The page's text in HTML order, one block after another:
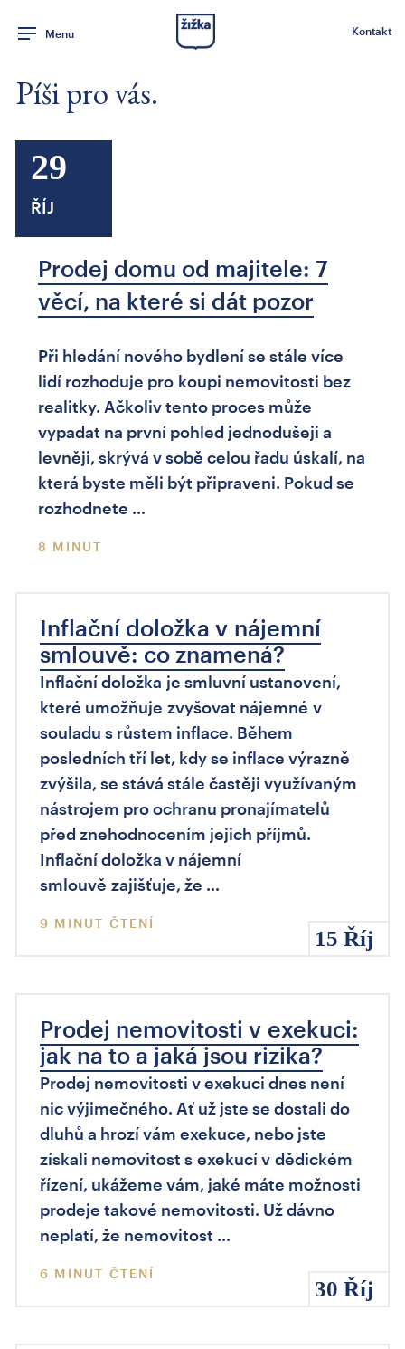
Menu Kontakt
Píši pro vás.
29
ŘÍJ
Prodej domu od majitele: 7
věcí, na které si dát pozor
Při hledání nového bydlení se stále více
lidí rozhoduje pro koupi nemovitosti bez
realitky. Ačkoliv tento proces může
vypadat na první pohled jednodušeji a
levněji, skrývá v sobě celou řadu úskalí, na
která byste měli být připraveni. Pokud se
rozhodnete …
8 MINUT
15 Říj
Inflační doložka v nájemní
smlouvě: co znamená?
Inflační doložka je smluvní ustanovení,
které umožňuje zvyšovat nájemné v
souladu s růstem inflace. Během
posledních tří let, kdy se inflace výrazně
zvýšila, se stává stále častěji využívaným
nástrojem pro ochranu pronajímatelů
před znehodnocením jejich příjmů.
Inflační doložka v nájemní
smlouvě zajišťuje, že …
9 MINUT ČTENÍ
30 Říj
Prodej nemovitosti v exekuci:
jak na to a jaká jsou rizika?
Prodej nemovitosti v exekuci dnes není
nic výjimečného. Ať už jste se dostali do
dluhů a hrozí vám exekuce, nebo jste
získali nemovitost s exekucí v dědickém
řízení, ukážeme vám, jaké máte možnosti
prodeje takové nemovitosti. Už dávno
neplatí, že nemovitost …
6 MINUT ČTENÍ